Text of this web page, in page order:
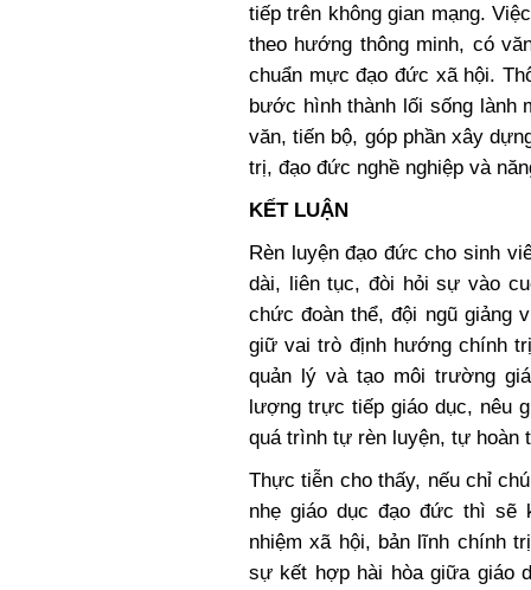
tiếp trên không gian mạng.
theo hướng thông minh, có
chuẩn mực đạo đức xã hội.
bước hình thành lối sống lành
văn, tiến bộ, góp phần xây
trị, đạo đức nghề nghiệp và
KẾT LUẬN
Rèn luyện đạo đức cho sinh
dài, liên tục, đòi hỏi sự vào
chức đoàn thể, đội ngũ giảng
giữ vai trò định hướng chính
quản lý và tạo môi trường
lượng trực tiếp giáo dục, nêu
quá trình tự rèn luyện, tự hoàn
Thực tiễn cho thấy, nếu chỉ
nhẹ giáo dục đạo đức thì sẽ
nhiệm xã hội, bản lĩnh chính
sự kết hợp hài hòa giữa giáo